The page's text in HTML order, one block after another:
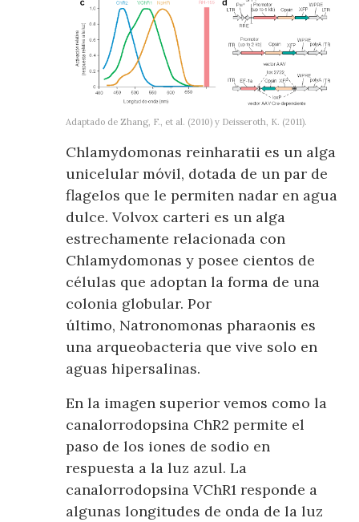
Adaptado de Zhang, F., et al. (2010) y Deisseroth, K. (2011).
Chlamydomonas reinharatii es un alga
unicelular móvil, dotada de un par de
flagelos que le permiten nadar en agua
dulce. Volvox carteri es un alga
estrechamente relacionada con
Chlamydomonas y posee cientos de
células que adoptan la forma de una
colonia globular. Por
último, Natronomonas pharaonis es
una arqueobacteria que vive solo en
aguas hipersalinas.
En la imagen superior vemos como la
canalorrodopsina ChR2 permite el
paso de los iones de sodio en
respuesta a la luz azul. La
canalorrodopsina VChR1 responde a
algunas longitudes de onda de la luz